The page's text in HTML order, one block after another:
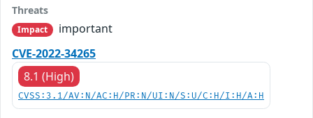
Threats
Impact
important
CVE-2022-34265
8.1 (High)
CVSS:3.1/AV:N/AC:H/PR:N/UI:N/S:U/C:H/I:H/A:H